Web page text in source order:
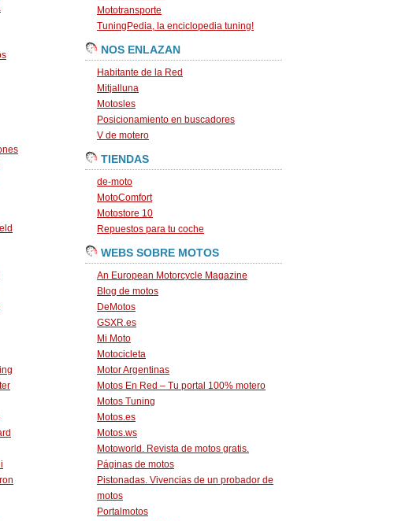
Mototransporte
TuningPedia, la enciclopedia tuning!
NOS ENLAZAN
Habitante de la Red
Mitjalluna
Motosles
Posicionamiento en buscadores
V de motero
TIENDAS
de-moto
MotoComfort
Motostore 10
Repuestos para tu coche
WEBS SOBRE MOTOS
An European Motorcycle Magazine
Blog de motos
DeMotos
GSXR.es
Mi Moto
Motocicleta
Motor Argentinas
Motos En Red – Tu portal 100% motero
Motos Tuning
Motos.es
Motos.ws
Motoworld. Revista de motos gratis.
Páginas de motos
Pistonadas. Vivencias de un probador de
motos
Portalmotos